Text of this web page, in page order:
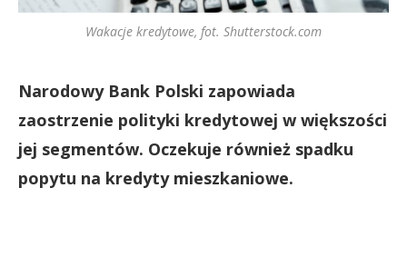
Wakacje kredytowe, fot. Shutterstock.com
Narodowy Bank Polski zapowiada
zaostrzenie polityki kredytowej w większości
jej segmentów. Oczekuje również spadku
popytu na kredyty mieszkaniowe.